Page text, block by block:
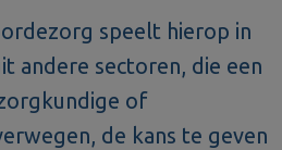
speelt hierop in
andere sectoren, die een
of
de kans te geven